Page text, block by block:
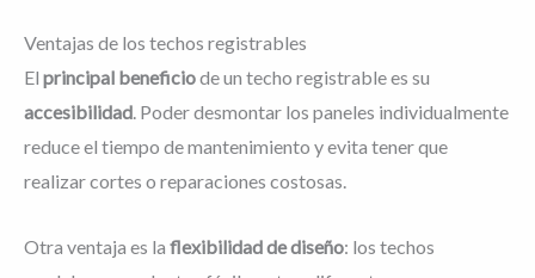
Ventajas de los techos registrables
El principal beneficiode un techo registrable es su
accesibilidad. Poder desmontar los paneles individualmente
reduce el tiempo de mantenimiento y evita tener que
realizar cortes o reparaciones costosas.
Otra ventaja es la flexibilidad de diseño: los techos